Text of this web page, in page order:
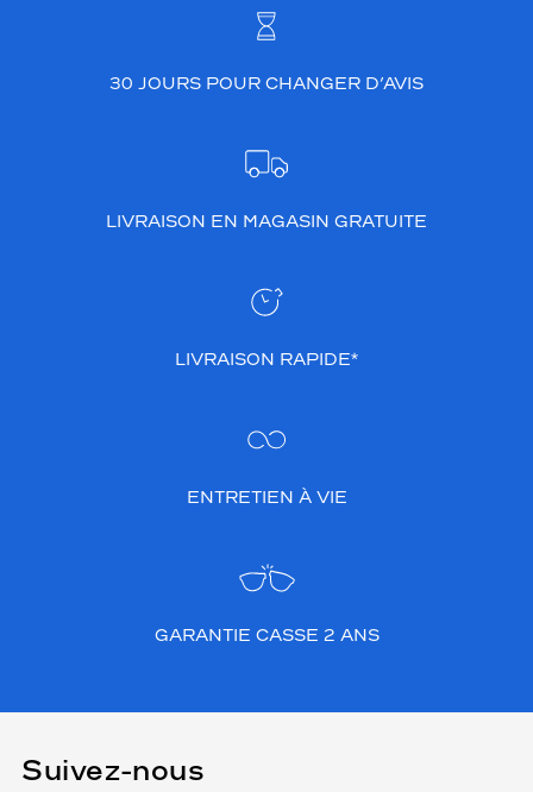
30 JOURS POUR CHANGER D’AVIS
LIVRAISON EN MAGASIN GRATUITE
LIVRAISON RAPIDE*
ENTRETIEN À VIE
GARANTIE CASSE 2 ANS
Suivez-nous